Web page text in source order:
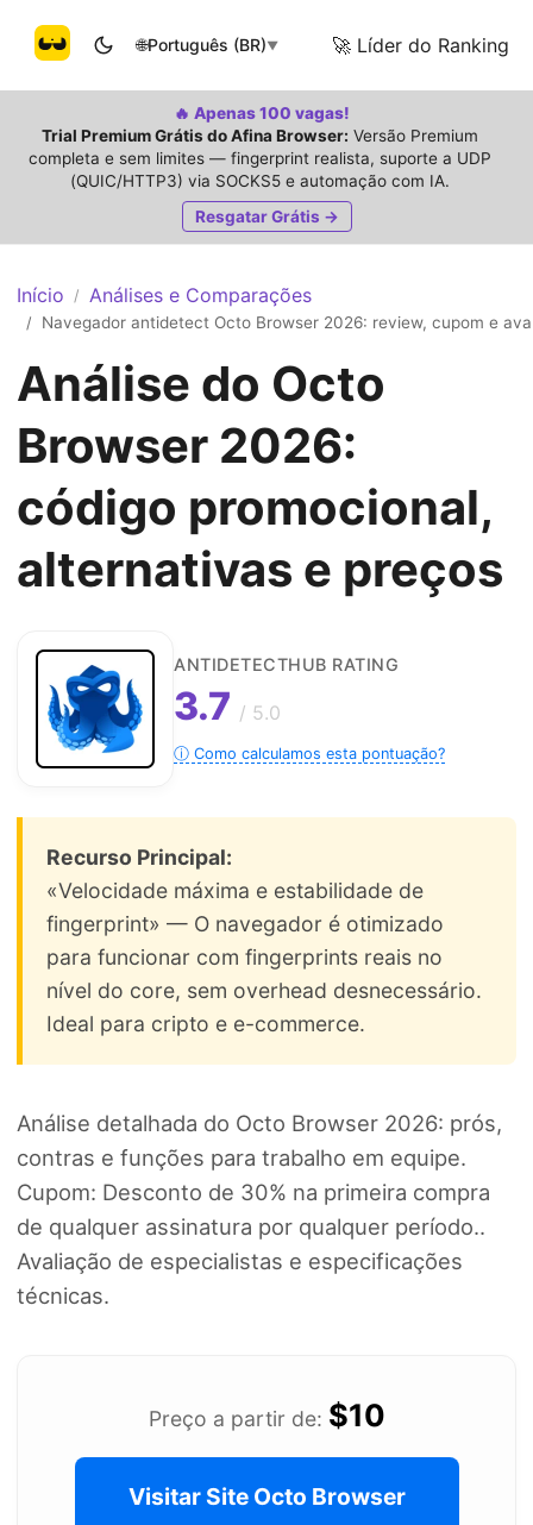
🌐Português (BR)▼ 🚀 Líder do Ranking
🔥 Apenas 100 vagas!
Trial Premium Grátis do Afina Browser: Versão Premium
completa e sem limites — fingerprint realista, suporte a UDP
(QUIC/HTTP3) via SOCKS5 e automação com IA.
Resgatar Grátis →
Início / Análises e Comparações
/ Navegador antidetect Octo Browser 2026: review, cupom e
Análise do Octo
Browser 2026:
código promocional,
alternativas e preços
ANTIDETECTHUB RATING
3.7 / 5.0
ⓘ Como calculamos esta pontuação?
Recurso Principal:
«Velocidade máxima e estabilidade de
fingerprint» — O navegador é otimizado
para funcionar com fingerprints reais no
nível do core, sem overhead desnecessário.
Ideal para cripto e e-commerce.
Análise detalhada do Octo Browser 2026: prós,
contras e funções para trabalho em equipe.
Cupom: Desconto de 30% na primeira compra
de qualquer assinatura por qualquer período..
Avaliação de especialistas e especificações
técnicas.
Preço a partir de: $10
Visitar Site Octo Browser